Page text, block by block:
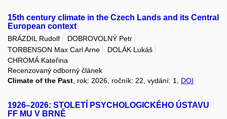
15th century climate in the Czech Lands and its Central
European context
BRÁZDIL Rudolf
DOBROVOLNÝ Petr
TORBENSON Max Carl Arne
DOLÁK Lukáš
CHROMÁ Kateřina
Recenzovaný odborný článek
Climate of the Past , rok: 2026, ročník: 22, vydání: 1, DOI
1926–2026: STOLETÍ PSYCHOLOGICKÉHO ÚSTAVU
FF MU V BRNĚ